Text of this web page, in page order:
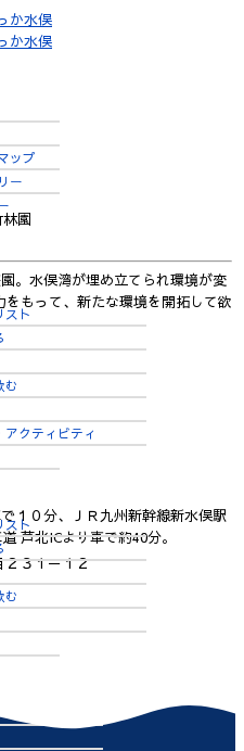
ップ
ー
スト
む
アクティビティ
スト
む
。水俣湾が埋め立てられ環境が変
もって、新たな環境を開拓して欲
１０分、ＪＲ九州新幹線新水俣駅
芦北ICより車で約40分。
３１－１２